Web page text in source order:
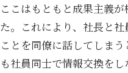
ここはもともと成果主義
た。これにより、社長と
ことを同僚に話してしま
も社員同士で情報交換を